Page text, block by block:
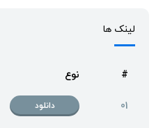
لینک ها
# نوع
01
دانلود